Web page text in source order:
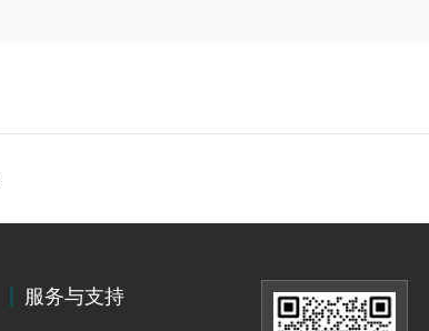
服务与支持